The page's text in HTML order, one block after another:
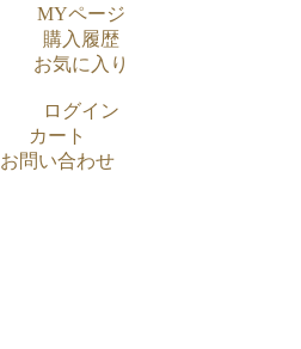
MYページ
購入履歴
お気に入り
ログイン
カート
お問い合わせ